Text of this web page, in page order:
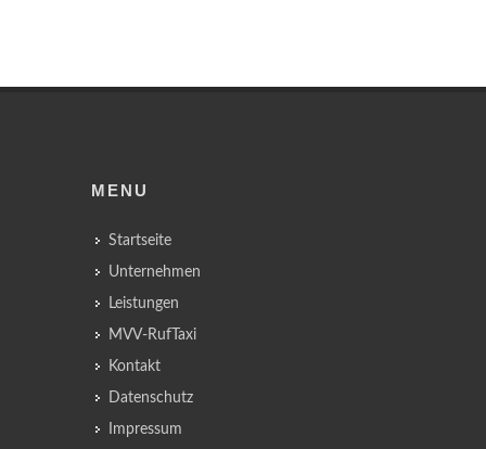
MENU
Startseite
Unternehmen
Leistungen
MVV-RufTaxi
Kontakt
Datenschutz
Impressum